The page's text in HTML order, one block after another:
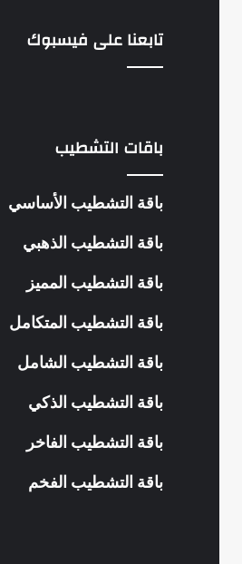
تابعنا على فيسبوك
باقات التشطيب
باقة التشطيب الأساسي
باقة التشطيب الذهبي
باقة التشطيب المميز
باقة التشطيب المتكامل
باقة التشطيب الشامل
باقة التشطيب الذكي
باقة التشطيب الفاخر
باقة التشطيب الفخم